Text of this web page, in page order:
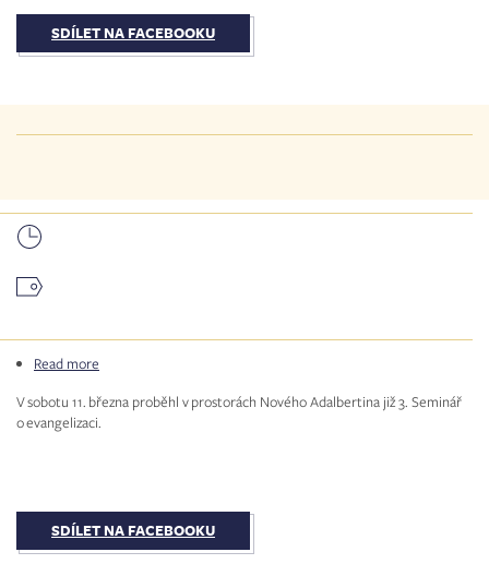
fakultě
UK
SDÍLET NA FACEBOOKU
Read more
Seminář
o&nbsp;evangelizaci
V sobotu 11. března proběhl v prostorách Nového Adalbertina již 3. Seminář
o evangelizaci.
SDÍLET NA FACEBOOKU